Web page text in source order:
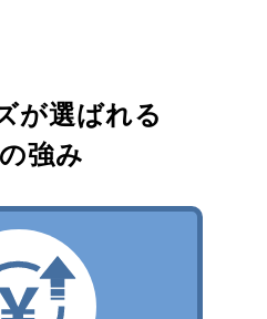
が選ばれる
強み